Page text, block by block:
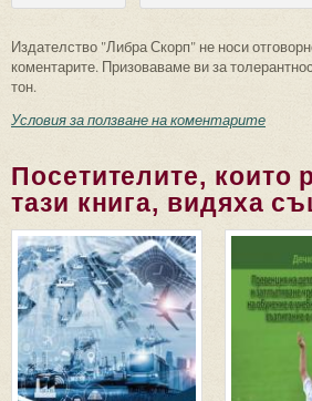
Издателство "Либра Скорп" не носи
коментарите. Призоваваме ви за
тон.
Условия за ползване на коментарите
Посетителите, които
тази книга, видяха